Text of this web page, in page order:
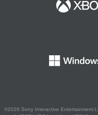
©2026 Sony Interactive Entertainment